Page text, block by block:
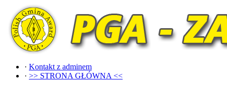
· Kontakt z adminem
· >> STRONA GŁÓWNA <<